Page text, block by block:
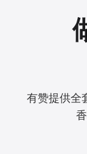
有赞提供全